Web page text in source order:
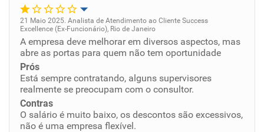
Oportunidade de promoção
Ambiente de trabalho
Conciliação com a vida familiar
Benefícios
21 Maio 2025. Analista de Atendimento ao Cliente Success
Excellence (Ex-Funcionário), Rio de Janeiro
A empresa deve melhorar em diversos aspectos, mas
abre as portas para quem não tem oportunidade
Prós
Está sempre contratando, alguns supervisores
realmente se preocupam com o consultor.
Contras
O salário é muito baixo, os descontos são excessivos,
não é uma empresa flexível.